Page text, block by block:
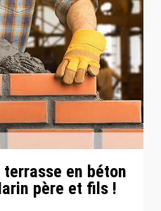
en béton
père et fils !